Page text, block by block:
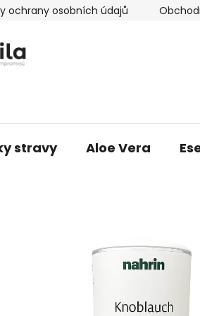
ochrany osobních údajů
stravy Aloe Vera